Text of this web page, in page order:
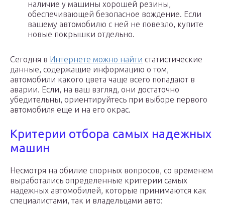
наличие у машины хорошей резины,
обеспечивающей безопасное вождение. Если
вашему автомобилю с ней не повезло, купите
новые покрышки отдельно.
Сегодня в Интернете можно найти статистические
данные, содержащие информацию о том,
автомобили какого цвета чаще всего попадают в
аварии. Если, на ваш взгляд, они достаточно
убедительны, ориентируйтесь при выборе первого
автомобиля еще и на его окрас.
Критерии отбора самых надежных
машин
Несмотря на обилие спорных вопросов, со временем
выработались определенные критерии самых
надежных автомобилей, которые принимаются как
специалистами, так и владельцами авто: